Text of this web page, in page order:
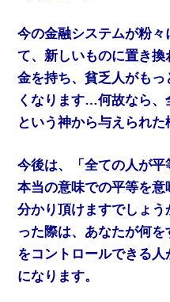
今の金融システムが粉
て、新しいものに置き
金を持ち、貧乏人がも
くなります…何故なら、
という神から与えられた
今後は、「全ての人が
本当の意味での平等を
分かり頂けますでしょ
った際は、あなたが何
をコントロールできる
になります。